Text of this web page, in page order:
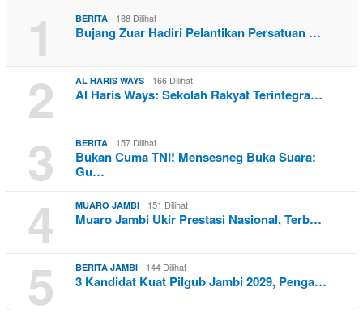
1 BERITA 188 Dilihat
Bujang Zuar Hadiri Pelantikan Persatuan …
2 AL HARIS WAYS 166 Dilihat
Al Haris Ways: Sekolah Rakyat Terintegra…
3 BERITA 157 Dilihat
Bukan Cuma TNI! Mensesneg Buka Suara:
Gu…
4 MUARO JAMBI 151 Dilihat
Muaro Jambi Ukir Prestasi Nasional, Terb…
5 BERITA JAMBI 144 Dilihat
3 Kandidat Kuat Pilgub Jambi 2029, Penga…